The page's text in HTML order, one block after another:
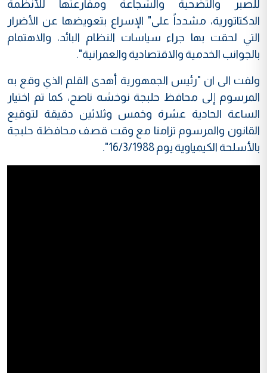
للصبر والتضحية والشجاعة ومقارعتها للأنظمة
الدكتاتورية، مشدداً على" الإسراع بتعويضها عن الأضرار
التي لحقت بها جراء سياسات النظام البائد، والاهتمام
بالجوانب الخدمية والاقتصادية والعمرانية".
ولفت الى ان "رئيس الجمهورية أهدى القلم الذي وقع به
المرسوم إلى محافظ حلبجة نوخشه ناصح، كما تم اختيار
الساعة الحادية عشرة وخمس وثلاثين دقيقة لتوقيع
القانون والمرسوم تزامنا مع وقت قصف محافظة حلبجة
بالأسلحة الكيمياوية يوم 16/3/1988".